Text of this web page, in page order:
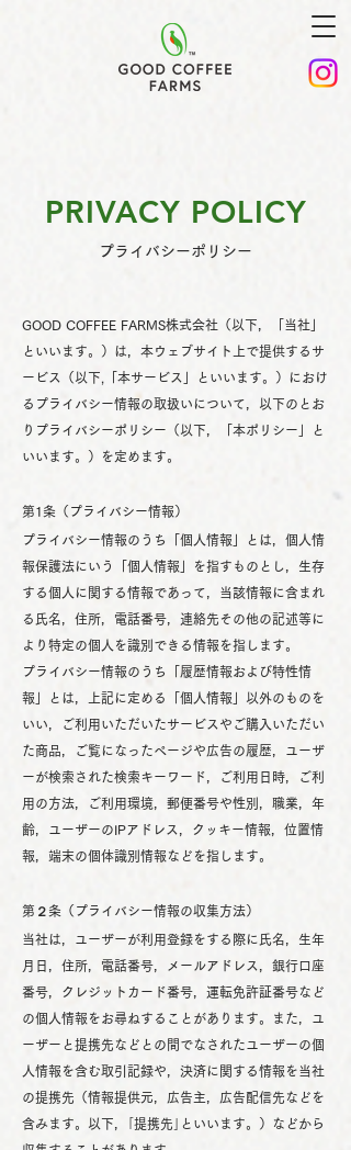
PRIVACY POLICY
プライバシーポリシー
GOOD COFFEE FARMS株式会社（以下，「当社」
といいます。）は，本ウェブサイト上で提供するサ
ービス（以下,「本サービス」といいます。）におけ
るプライバシー情報の取扱いについて，以下のとお
りプライバシーポリシー（以下，「本ポリシー」と
いいます。）を定めます。
第1条（プライバシー情報）
プライバシー情報のうち「個人情報」とは，個人情
報保護法にいう「個人情報」を指すものとし，生存
する個人に関する情報であって，当該情報に含まれ
る氏名，住所，電話番号，連絡先その他の記述等に
より特定の個人を識別できる情報を指します。
プライバシー情報のうち「履歴情報および特性情
報」とは，上記に定める「個人情報」以外のものを
いい，ご利用いただいたサービスやご購入いただい
た商品，ご覧になったページや広告の履歴，ユーザ
ーが検索された検索キーワード，ご利用日時，ご利
用の方法，ご利用環境，郵便番号や性別，職業，年
齢，ユーザーのIPアドレス，クッキー情報，位置情
報，端末の個体識別情報などを指します。
第２条（プライバシー情報の収集方法）
当社は，ユーザーが利用登録をする際に氏名，生年
月日，住所，電話番号，メールアドレス，銀行口座
番号，クレジットカード番号，運転免許証番号など
の個人情報をお尋ねすることがあります。また，ユ
ーザーと提携先などとの間でなされたユーザーの個
人情報を含む取引記録や，決済に関する情報を当社
の提携先（情報提供元，広告主，広告配信先などを
含みます。以下，｢提携先｣といいます。）などから